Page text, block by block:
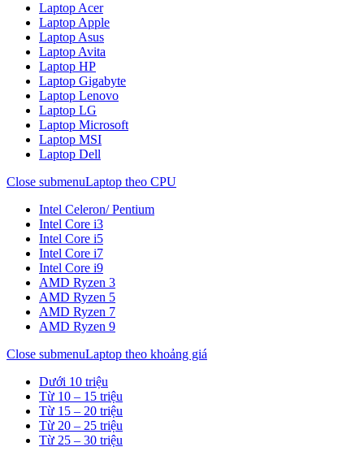
Laptop Acer
Laptop Apple
Laptop Asus
Laptop Avita
Laptop HP
Laptop Gigabyte
Laptop Lenovo
Laptop LG
Laptop Microsoft
Laptop MSI
Laptop Dell
Close submenuLaptop theo CPU
Intel Celeron/ Pentium
Intel Core i3
Intel Core i5
Intel Core i7
Intel Core i9
AMD Ryzen 3
AMD Ryzen 5
AMD Ryzen 7
AMD Ryzen 9
Close submenuLaptop theo khoảng giá
Dưới 10 triệu
Từ 10 – 15 triệu
Từ 15 – 20 triệu
Từ 20 – 25 triệu
Từ 25 – 30 triệu